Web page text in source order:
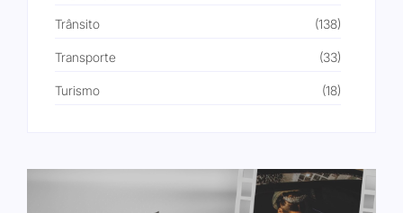
Trânsito (138)
Transporte (33)
Turismo (18)